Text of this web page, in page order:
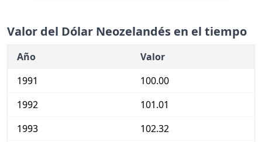
Valor del Dólar Neozelandés en el tiempo
Año
Valor
1991
100.00
1992
101.01
1993
102.32